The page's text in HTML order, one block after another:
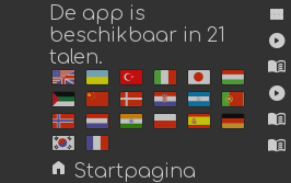
De app is
beschikbaar in 21
talen.
home Startpagina
view_module
play_circle
menu_book
play_circle
menu_book
menu_book